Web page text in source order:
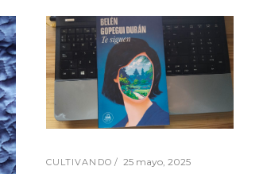
CULTIVANDO 25 mayo, 2025